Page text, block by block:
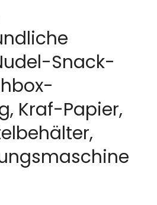
Snack-
Kraf-Papier,